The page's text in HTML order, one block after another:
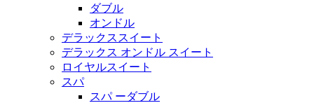
ダブル
オンドル
デラックススイート
デラックス オンドル スイート
ロイヤルスイート
スパ
スパ ーダブル